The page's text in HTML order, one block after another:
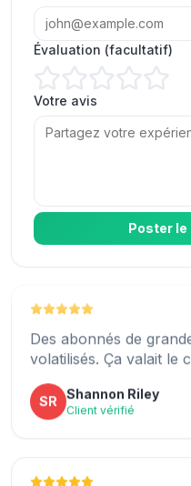
Évaluation (facultatif)
Votre avis
Poster
JH Julie Hicks
Client vérifié
De 200 à 1 200
MH
Client vérifié
Des abonnés de
volatilisés. Ça valait le
Shannon Riley
J'ai augmenté le
aucune baisse. Je
AA Alexandria
Client vérifié
rapport qualité-prix !
Adam Gibbs
Le service client a
mes questions.
MN Marc Nolan